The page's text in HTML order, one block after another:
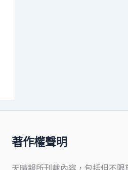
著作權聲明